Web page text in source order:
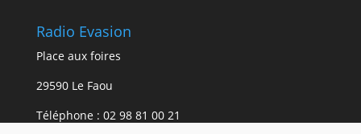
Radio Evasion
Place aux foires
29590 Le Faou
Téléphone : 02 98 81 00 21